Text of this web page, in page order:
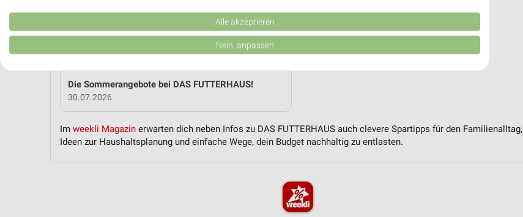
Die Sommerangebote bei DAS FUTTERHAUS!
30.07.2026
Im weekli Magazin erwarten dich neben Infos zu DAS FUTTERHAUS auch clevere Spartipps für den Familienalltag,
Ideen zur Haushaltsplanung und einfache Wege, dein Budget nachhaltig zu entlasten.
Verwendung reduzierter Daten zur Auswahl von Werbeanzeigen
Erstellung von Profilen für personalisierte Werbung
Erstellung von Profilen zur Personalisierung von Inhalten
Messung der Werbeleistung
Analyse von Zielgruppen durch Statistiken oder Kombinationen von Daten aus verschiedenen
Alle akzeptieren
Nein, anpassen